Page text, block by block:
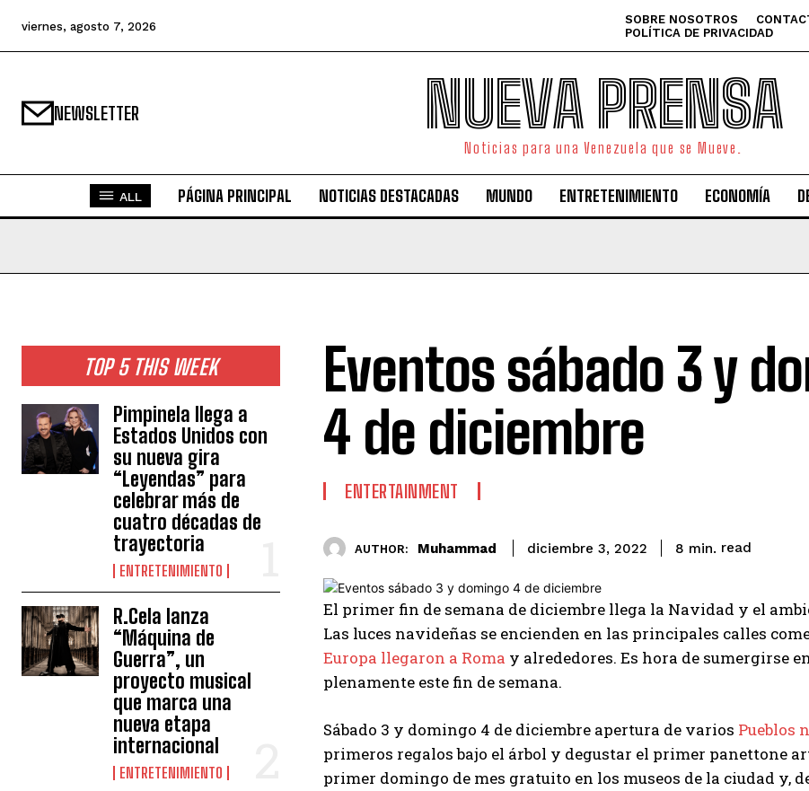
viernes, agosto 7, 2026 SOBRE NOSOTROS
POLÍTICA DE PRIVACIDAD
NEWSLETTER NUEVA PRENSA
Noticias para una Venezuela que se Mueve.
ALL PÁGINA PRINCIPAL NOTICIAS DESTACADAS MUNDO ENTRETENIMIENTO ECONOMÍA
TOP 5 THIS WEEK
Pimpinela llega a
Estados Unidos con
su nueva gira
“Leyendas” para
celebrar más de
cuatro décadas de
trayectoria
ENTRETENIMIENTO
R.Cela lanza
“Máquina de
Guerra”, un
proyecto musical
que marca una
nueva etapa
internacional
ENTRETENIMIENTO
Eventos sábado 3 y
4 de diciembre
ENTERTAINMENT
AUTHOR: Muhammad diciembre 3, 2022 8 min. read
El primer fin de semana de diciembre llega la Navidad y el
Las luces navideñas se encienden en las principales calles
Europa llegaron a Roma y alrededores. Es hora de sumergirse
plenamente este fin de semana.
Sábado 3 y domingo 4 de diciembre apertura de varios Pueblos
primeros regalos bajo el árbol y degustar el primer panettone
primer domingo de mes gratuito en los museos de la ciudad y,